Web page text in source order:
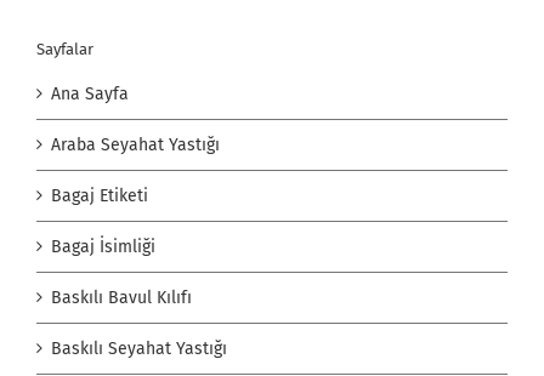
Sayfalar
Ana Sayfa
Araba Seyahat Yastığı
Bagaj Etiketi
Bagaj İsimliği
Baskılı Bavul Kılıfı
Baskılı Seyahat Yastığı